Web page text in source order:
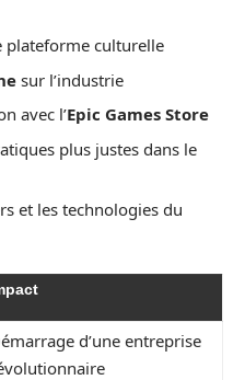
plateforme culturelle
sur l’industrie
avec l’Epic Games Store
plus justes dans le
et les technologies du
d’une entreprise